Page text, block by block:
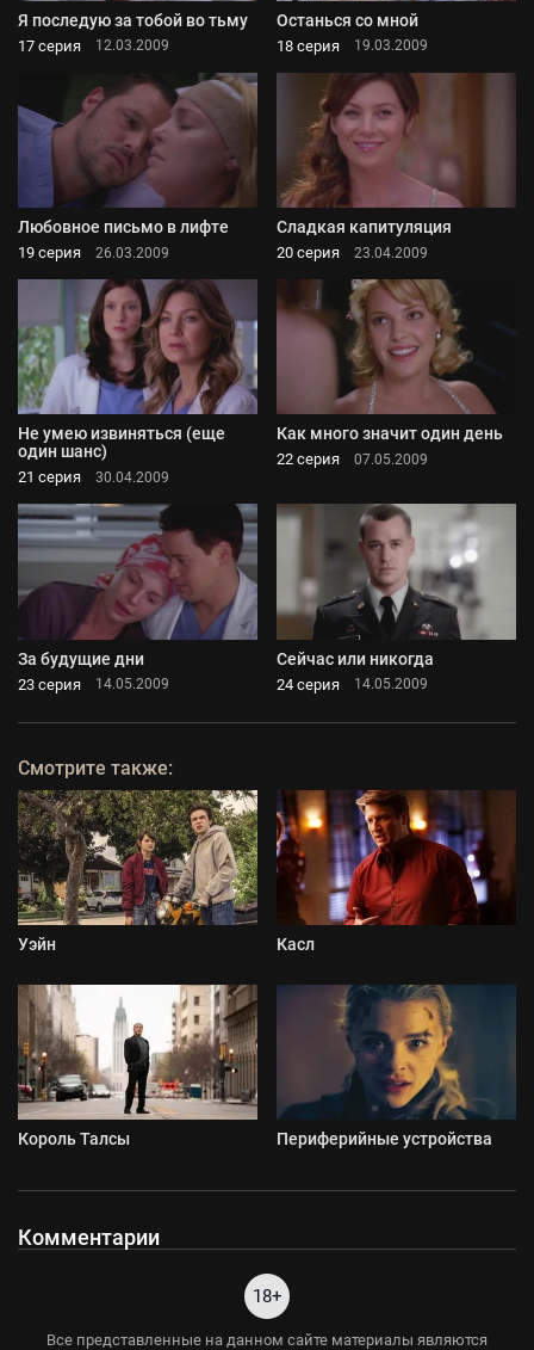
Я последую за тобой во тьму
17 серия 12.03.2009
Останься со мной
18 серия 19.03.2009
Любовное письмо в лифте
19 серия 26.03.2009
Сладкая капитуляция
20 серия 23.04.2009
Не умею извиняться (еще
один шанс)
21 серия 30.04.2009
Как много значит один день
22 серия 07.05.2009
За будущие дни
23 серия 14.05.2009
Сейчас или никогда
24 серия 14.05.2009
Смотрите также:
Уэйн Касл
Король Талсы Периферийные устройства
Комментарии
18+
Все представленные на данном сайте материалы являются